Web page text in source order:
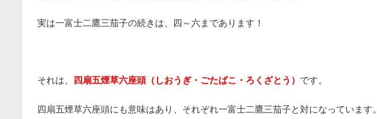
実は一富士二鷹三茄子の続きは、四～六まであります！
それは、 四扇五煙草六座頭（しおうぎ・ごたばこ・ろくざとう） です。
四扇五煙草六座頭にも意味はあり、それぞれ一富士二鷹三茄子と対になっています。